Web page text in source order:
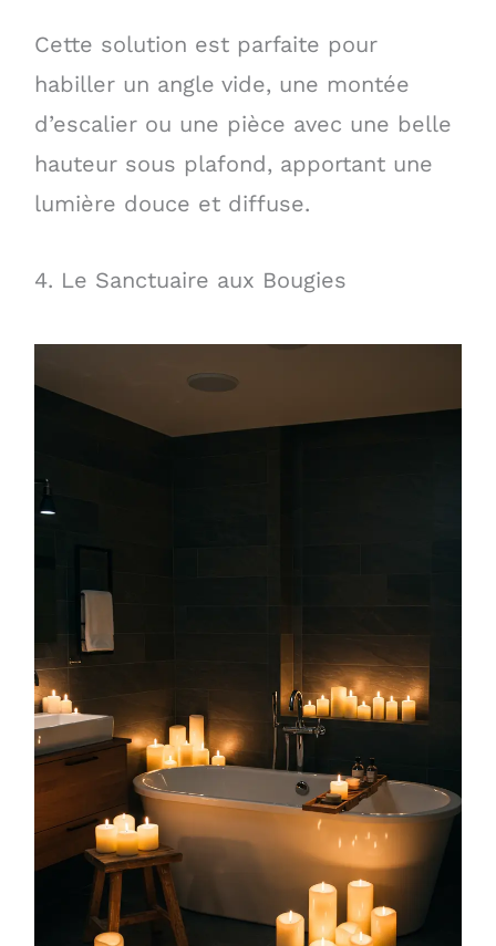
Cette solution est parfaite pour
habiller un angle vide, une montée
d’escalier ou une pièce avec une belle
hauteur sous plafond, apportant une
lumière douce et diffuse.
4. Le Sanctuaire aux Bougies